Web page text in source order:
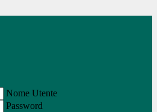
Nome Utente
Password